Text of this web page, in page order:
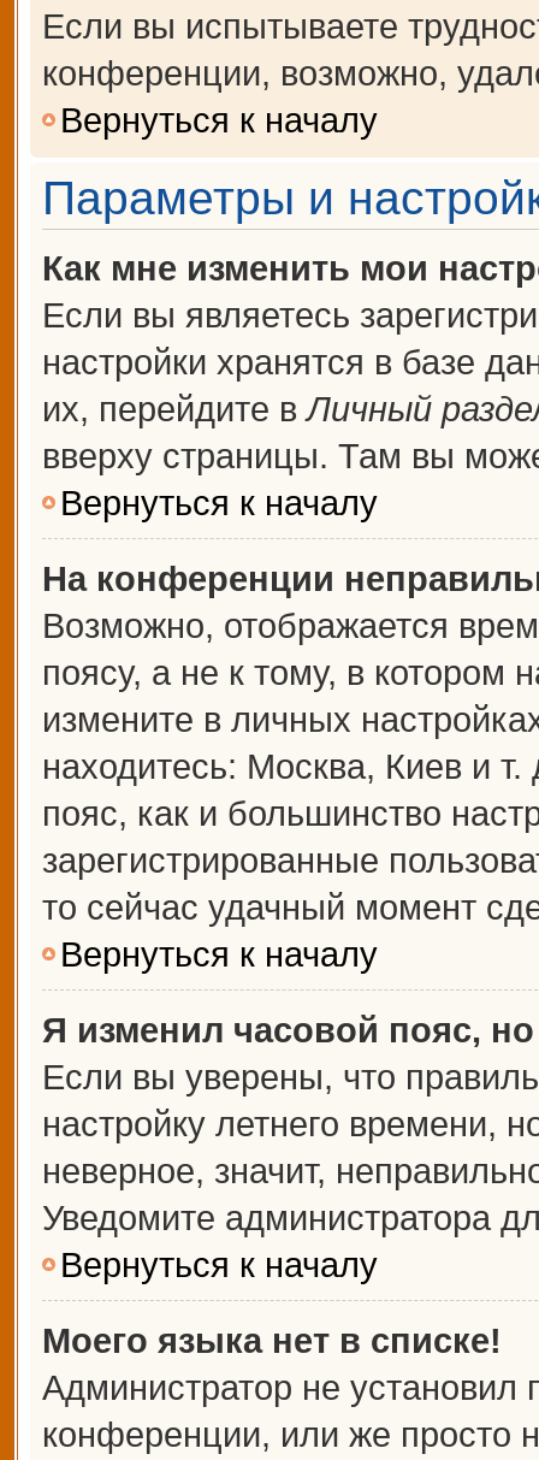
Если вы испытываете
конференции, возможно,
Вернуться к началу
Параметры и
Как мне изменить мои
Если вы являетесь
настройки хранятся в базе
их, перейдите вЛичный
вверху страницы. Там вы
Вернуться к началу
На конференции
Возможно, отображается
поясу, а не к тому, в котором
измените в личных
находитесь: Москва, Киев и
пояс, как и большинство
зарегистрированные
то сейчас удачный момент
Вернуться к началу
Я изменил часовой пояс,
Если вы уверены, что
настройку летнего времени,
неверное, значит,
Уведомите администратора
Вернуться к началу
Моего языка нет в списке!
Администратор не установил
конференции, или же просто